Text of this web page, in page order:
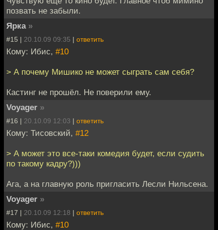
позвать не забыли.
Ярка »
#15 | 20.10.09 09:35 | ответить
Кому: Ибис, #10
> А почему Мишико не может сыграть сам себя?
Кастинг не прошёл. Не поверили ему.
Voyager »
#16 | 20.10.09 12:03 | ответить
Кому: Тисовский, #12
> А может это все-таки комедия будет, если судить
по такому кадру?)))
Ага, а на главную роль пригласить Лесли Нильсена.
Voyager »
#17 | 20.10.09 12:18 | ответить
Кому: Ибис, #10